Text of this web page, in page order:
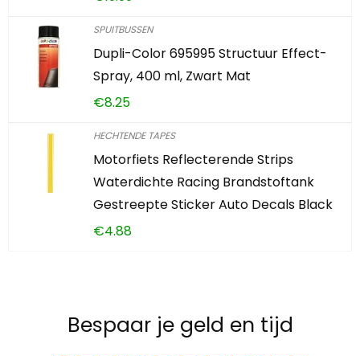
SPUITBUSSEN
Dupli-Color 695995 Structuur Effect-
Spray, 400 ml, Zwart Mat
€8.25
HECHTENDE TAPES
Motorfiets Reflecterende Strips
Waterdichte Racing Brandstoftank
Gestreepte Sticker Auto Decals Black
€4.88
Bespaar je geld en tijd